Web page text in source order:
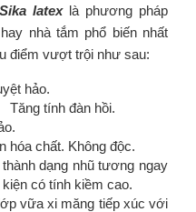
Sika latexlà phương pháp
nhà tắm phổ biến nhất
điểm vượt trội như sau:
hảo.
Tăng tính đàn hồi.
hóa chất. Không độc.
dạng nhũ tương ngay
có tính kiềm cao.
vữa xi măng tiếp xúc với